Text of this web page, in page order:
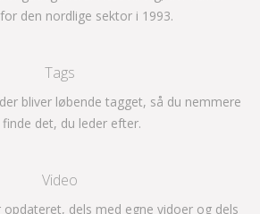
den nordlige sektor i 1993.
Tags
bliver løbende tagget, så du nemmere
finde det, du leder efter.
Video
dels med egne vidoer og dels